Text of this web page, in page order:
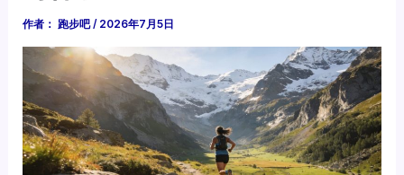
作者： 跑步吧/ 2026年7月5日